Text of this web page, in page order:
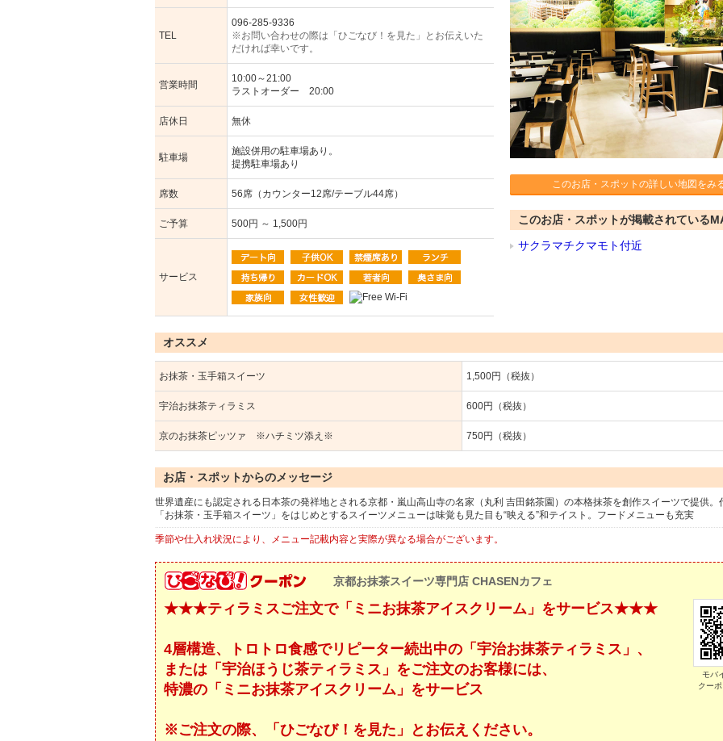
TEL
096-285-9336
※お問い合わせの際は「ひごなび！を見た」とお伝えいた
だければ幸いです。
営業時間
10:00～21:00
ラストオーダー 20:00
店休日 無休
駐車場
施設併用の駐車場あり。
提携駐車場あり
席数 56席（カウンター12席/テーブル44席）
ご予算 500円 ～ 1,500円
サービス
このお店・スポットの詳しい地図をみ
このお店・スポットが掲載されている
サクラマチクマモト付近
オススメ
お抹茶・玉手箱スイーツ 1,500円（税抜）
宇治お抹茶ティラミス 600円（税抜）
京のお抹茶ピッツァ ※ハチミツ添え※ 750円（税抜）
お店・スポットからのメッセージ
世界遺産にも認定される日本茶の発祥地とされる京都・嵐山高山寺の名家（丸利 吉田銘茶園）の本格抹茶を創作スイーツで提供。
「お抹茶・玉手箱スイーツ」をはじめとするスイーツメニューは味覚も見た目も“映える”和テイスト。フードメニューも充実
季節や仕入れ状況により、メニュー記載内容と実際が異なる場合がございます。
京都お抹茶スイーツ専門店 CHASENカフェ
★★★ティラミスご注文で「ミニお抹茶アイスクリーム」をサービス★★★
4層構造、トロトロ食感でリピーター続出中の「宇治お抹茶ティラミス」、
または「宇治ほうじ茶ティラミス」をご注文のお客様には、
特濃の「ミニお抹茶アイスクリーム」をサービス
※ご注文の際、「ひごなび！を見た」とお伝えください。
モバ
クー